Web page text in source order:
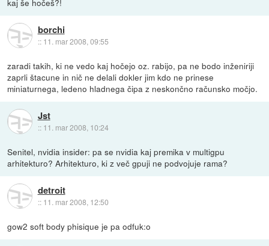
borchi
:: 11. mar 2008, 09:55
zaradi takih, ki ne vedo kaj hočejo oz. rabijo, pa ne bodo inženiriji
zaprli štacune in nič ne delali dokler jim kdo ne prinese
miniaturnega, ledeno hladnega čipa z neskončno računsko močjo.
Jst
:: 11. mar 2008, 10:24
Senitel, nvidia insider: pa se nvidia kaj premika v multigpu
arhitekturo? Arhitekturo, ki z več gpuji ne podvojuje rama?
detroit
:: 11. mar 2008, 12:50
gow2 soft body phisique je pa odfuk:o